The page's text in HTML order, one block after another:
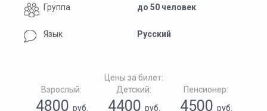
Группа до 50 человек
Язык Русский
Цены за билет:
Взрослый:
4800 руб.
Детский:
4400 руб.
Пенсионер:
4500руб.